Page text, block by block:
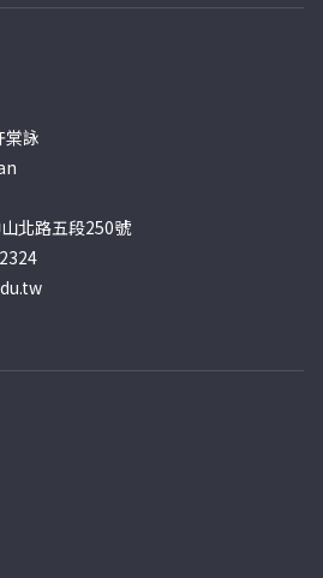
棠詠
北路五段250號